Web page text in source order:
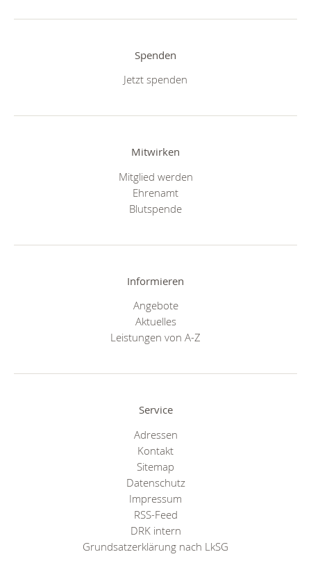
Spenden
Jetzt spenden
Mitwirken
Mitglied werden
Ehrenamt
Blutspende
Informieren
Angebote
Aktuelles
Leistungen von A-Z
Service
Adressen
Kontakt
Sitemap
Datenschutz
Impressum
RSS-Feed
DRK intern
Grundsatzerklärung nach LkSG